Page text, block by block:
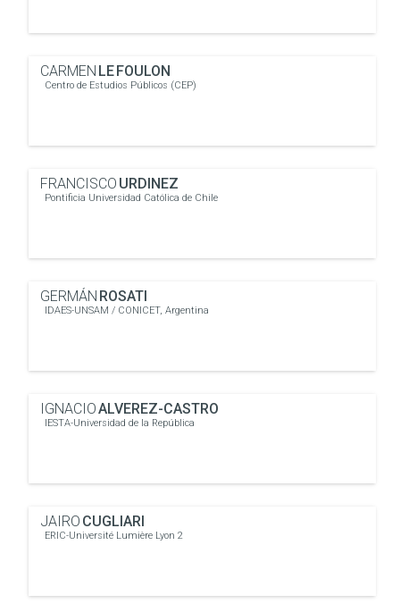
CARMEN LE FOULON
Centro de Estudios Públicos (CEP)
FRANCISCO URDINEZ
Pontificia Universidad Católica de Chile
GERMÁN ROSATI
IDAES-UNSAM / CONICET, Argentina
IGNACIOALVEREZ-CASTRO
IESTA-Universidad de la República
JAIRO CUGLIARI
ERIC-Université Lumière Lyon 2